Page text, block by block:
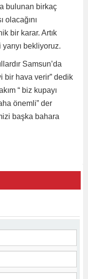
bulunan birkaç
olacağını
bir karar. Artık
bekliyoruz.
Samsun’da
bir hava verir” dedik
“ biz kupayı
önemli” der
başka bahara